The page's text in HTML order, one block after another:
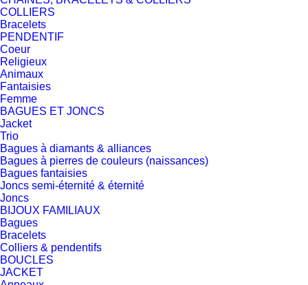
COLLIERS
Bracelets
PENDENTIF
Coeur
Religieux
Animaux
Fantaisies
Femme
BAGUES ET JONCS
Jacket
Trio
Bagues à diamants & alliances
Bagues à pierres de couleurs (naissances)
Bagues fantaisies
Joncs semi-éternité & éternité
Joncs
BIJOUX FAMILIAUX
Bagues
Bracelets
Colliers & pendentifs
BOUCLES
JACKET